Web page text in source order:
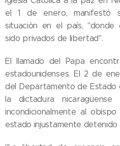
el 1 de enero, manifestó
situación en el país,
sido privados de libertad".
El llamado del Papa
estadounidenses. El 2 de
del Departamento de Estado
la dictadura
incondicionalmente al
estado injustamente